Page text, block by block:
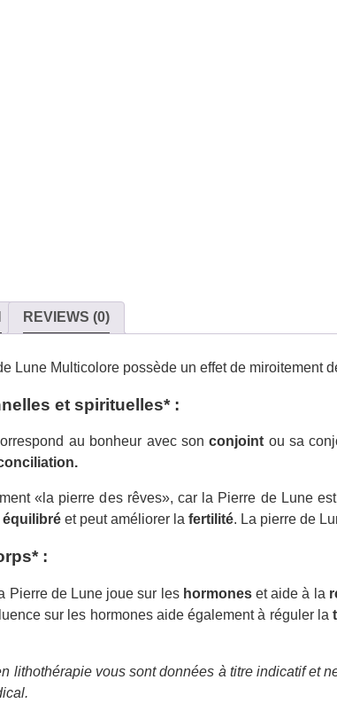
REVIEWS (0)
Lune Multicolore possède un effet de miroitement
et spirituelles* :
au bonheur avec sonconjoint ou sa
«la pierre des rêves», car la Pierre de Lune
équilibré et peut améliorer la fertilité. La pierre de
:
Pierre de Lune joue sur les hormoneset aide à la
sur les hormones aide également à réguler la
lithothérapie vous sont données à titre indicatif et